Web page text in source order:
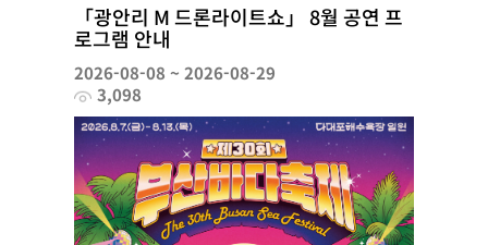
「광안리 M 드론라이트쇼」 8월 공연 프
로그램 안내
2026-08-08 ~ 2026-08-29
3,098